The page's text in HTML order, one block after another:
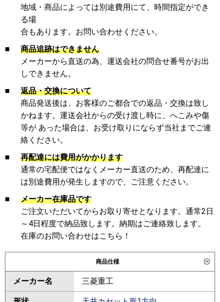
地域・商品によっては別途費用にて、時間指定ができ
る場
合もあります。お問い合わせください。
■
商品追跡はできません
メーカーから直送の為、運送会社の問合せ番号がお出
しできません。
■
返品・交換について
商品発送後は、お客様のご都合での返品・交換は致し
かねます。運送会社からの受け渡し時に、へこみや傷
等が あった場合は、お受け取りにならず当社までご連
絡ください。
■
再配達には費用がかかります
通常の宅配便ではなくメーカー直送のため、再配達に
は別途費用が発生しますので、ご注意ください。
■
メーカー在庫品です
ご注文いただいてからお取り寄せとなります。通常2日
～4日程度で納品致します。納期はご連絡致します。
在庫のお問い合わせはこちら！
商品仕様
メーカー名 三菱重工